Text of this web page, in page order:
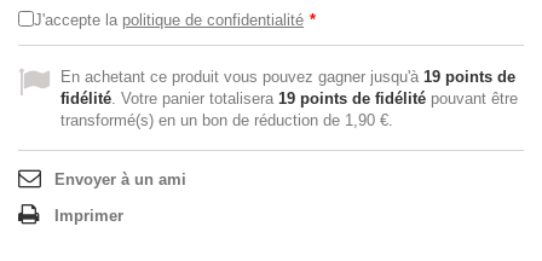
J'accepte la politique de confidentialité *
En achetant ce produit vous pouvez gagner jusqu'à 19 points de
fidélité. Votre panier totalisera 19 points de fidélité pouvant être
transformé(s) en un bon de réduction de 1,90 €.
Envoyer à un ami
Imprimer